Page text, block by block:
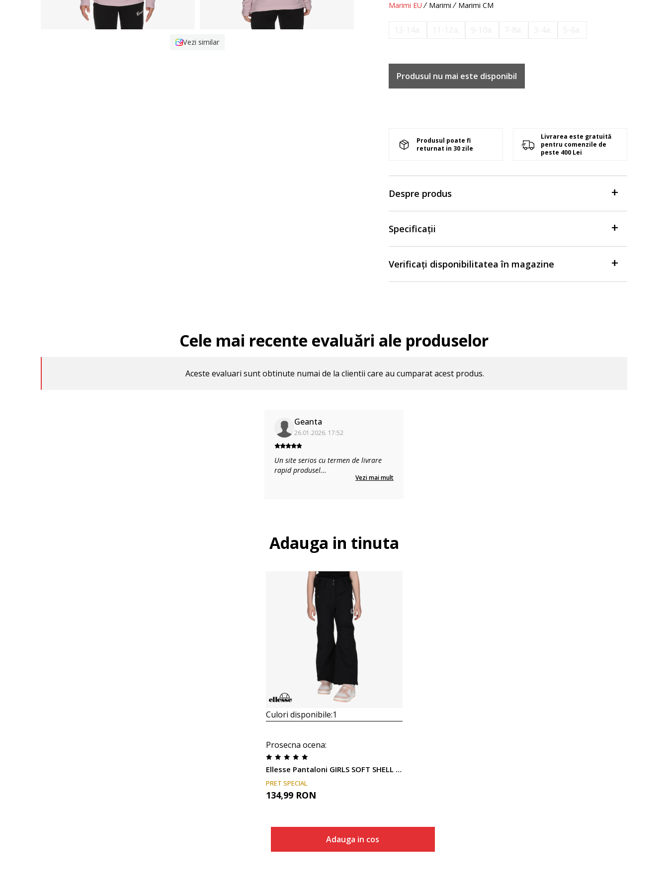
Vezi similar
Marimi EU Marimi Marimi CM
Produsul nu mai este disponibil
Produsul poate fi
returnat in 30 zile
Livrarea este gratuită
pentru comenzile de
peste 400 Lei
Despre produs
Specificații
Verificați disponibilitatea în magazine
Cele mai recente evaluări ale produselor
Aceste evaluari sunt obtinute numai de la clientii care au cumparat acest produs.
Geanta
26.01.2026. 17:52
Un site serios cu termen de livrare
rapid produsel...
Vezi mai mult
Adauga in tinuta
Culori disponibile:1
Prosecna ocena:
Ellesse Pantaloni GIRLS SOFT SHELL PANTS
PRET SPECIAL
134,99 RON
Adauga in cos